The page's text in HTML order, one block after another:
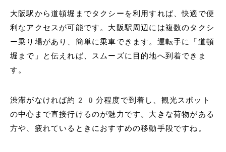
大阪駅から道頓堀までタクシーを利用すれば、快適で便
利なアクセスが可能です。大阪駅周辺には複数のタクシ
ー乗り場があり、簡単に乗車できます。運転手に「道頓
堀まで」と伝えれば、スムーズに目的地へ到着できま
す。
渋滞がなければ約20分程度で到着し、観光スポット
の中心まで直接行けるのが魅力です。大きな荷物がある
方や、疲れているときにおすすめの移動手段ですね。